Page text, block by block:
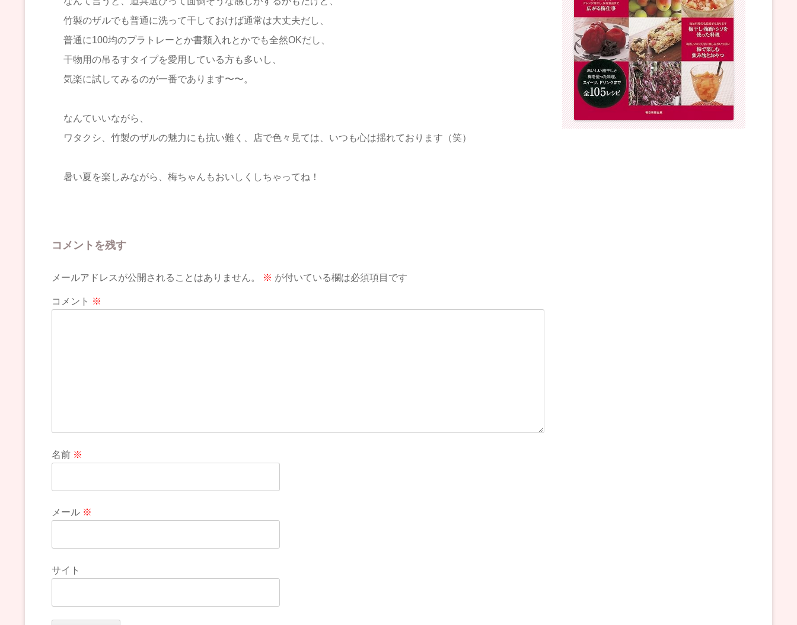
竹製のザルでも普通に洗って干しておけば通常は大丈夫だし、
普通に100均のプラトレーとか書類入れとかでも全然OKだし、
干物用の吊るすタイプを愛用している方も多いし、
気楽に試してみるのが一番であります〜〜。
なんていいながら、
ワタクシ、竹製のザルの魅力にも抗い難く、店で色々見ては、いつも心は揺れております（笑）
暑い夏を楽しみながら、梅ちゃんもおいしくしちゃってね！
コメントを残す
メールアドレスが公開されることはありません。 ※ が付いている欄は必須項目です
コメント ※
名前 ※
メール ※
サイト